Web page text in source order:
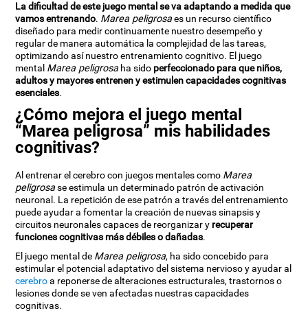
La dificultad de este juego mental se va adaptando a medida que
vamos entrenando. Marea peligrosaes un recurso científico
diseñado para medir continuamente nuestro desempeño y
regular de manera automática la complejidad de las tareas,
optimizando así nuestro entrenamiento cognitivo. El juego
mental Marea peligrosaha sido perfeccionado para que niños,
adultos y mayores entrenen y estimulen capacidades cognitivas
esenciales.
¿Cómo mejora el juego mental
“Marea peligrosa” mis habilidades
cognitivas?
Al entrenar el cerebro con juegos mentales como Marea
peligrosase estimula un determinado patrón de activación
neuronal. La repetición de ese patrón a través del entrenamiento
puede ayudar a fomentar la creación de nuevas sinapsis y
circuitos neuronales capaces de reorganizar y recuperar
funciones cognitivas más débiles o dañadas.
El juego mental de Marea peligrosa, ha sido concebido para
estimular el potencial adaptativo del sistema nervioso y ayudar al
cerebroa reponerse de alteraciones estructurales, trastornos o
lesiones donde se ven afectadas nuestras capacidades
cognitivas.